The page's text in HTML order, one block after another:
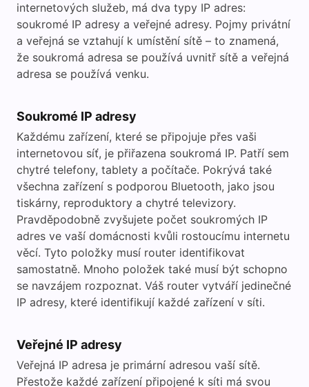
internetových služeb, má dva typy IP adres:
soukromé IP adresy a veřejné adresy. Pojmy privátní
a veřejná se vztahují k umístění sítě – to znamená,
že soukromá adresa se používá uvnitř sítě a veřejná
adresa se používá venku.
Soukromé IP adresy
Každému zařízení, které se připojuje přes vaši
internetovou síť, je přiřazena soukromá IP. Patří sem
chytré telefony, tablety a počítače. Pokrývá také
všechna zařízení s podporou Bluetooth, jako jsou
tiskárny, reproduktory a chytré televizory.
Pravděpodobně zvyšujete počet soukromých IP
adres ve vaší domácnosti kvůli rostoucímu internetu
věcí. Tyto položky musí router identifikovat
samostatně. Mnoho položek také musí být schopno
se navzájem rozpoznat. Váš router vytváří jedinečné
IP adresy, které identifikují každé zařízení v síti.
Veřejné IP adresy
Veřejná IP adresa je primární adresou vaší sítě.
Přestože každé zařízení připojené k síti má svou